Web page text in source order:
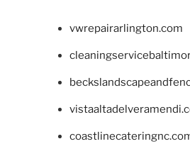
vwrepairarlington.com